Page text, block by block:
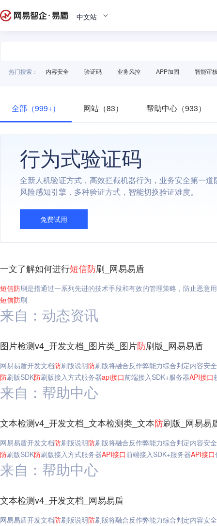
中文站
热门搜索： 内容安全 验证码 业务风控 APP加固 智能审
全部（999+） 网站（83） 帮助中心（933）
行为式验证码
全新人机验证方式，高效拦截机器行为，业务安全第一道
风险感知引擎，多种验证方式，智能切换验证难度。
免费试用
一文了解如何进行短信防刷_网易易盾
短信防刷是指通过一系列先进的技术手段和有效的管理策略，防止恶意
短信防刷
来自：动态资讯
图片检测v4_开发文档_图片类_图片防刷版_网易易盾
网易易盾开发文档防刷版说明防刷版将融合反作弊能力综合判定内容安
防刷版SDK防刷版接入方式服务器api接口前端接入SDK+服务器API接口
来自：帮助中心
文本检测v4_开发文档_文本检测类_文本防刷版_网易易
网易易盾开发文档防刷版说明防刷版将融合反作弊能力综合判定内容安
防刷版SDK防刷版接入方式服务器API接口前端接入SDK+服务器API接口
来自：帮助中心
文本检测v4_开发文档_网易易盾
网易易盾开发文档防刷版说明防刷版将融合反作弊能力综合判定内容安